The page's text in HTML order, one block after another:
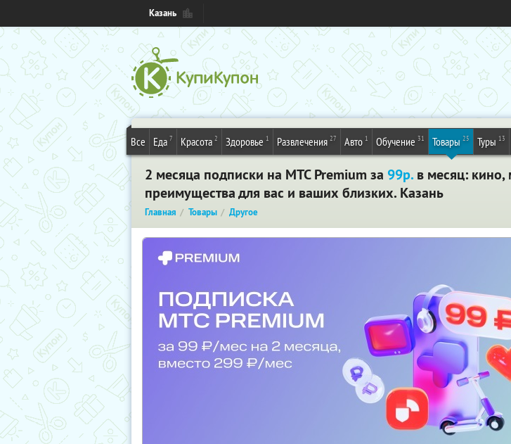
Казань
Все Еда 7 Красота 2 Здоровье 1 Развлечения 27 Авто 1 Обучение 31 Товары 25 Туры 13
2 месяца подписки на МТС Premium за 99р. в месяц: кино,
преимущества для вас и ваших близких. Казань
Главная Товары Другое